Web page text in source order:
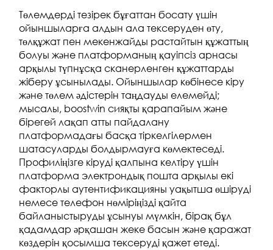
Төлемдерді тезірек бұғаттан босату үшін
ойыншыларға алдын ала тексеруден өту,
төлқұжат пен мекенжайды растайтын құжаттың
болуы және платформаның қауіпсіз арнасы
арқылы түпнұсқа сканерленген құжаттарды
жіберу ұсынылады. Ойыншылар көбінесе кіру
және төлем әдістерін таңдауды елемейді;
мысалы, boostwin сияқты қарапайым және
бірегей лақап атты пайдалану
платформадағы басқа тіркелгілермен
шатасуларды болдырмауға көмектеседі.
Профиліңізге кіруді қалпына келтіру үшін
платформа электрондық пошта арқылы екі
факторлы аутентификацияны уақытша өшіруді
немесе телефон нөміріңізді қайта
байланыстыруды ұсынуы мүмкін, бірақ бұл
қадамдар әрқашан жеке басын және қаражат
көздерін қосымша тексеруді қажет етеді.